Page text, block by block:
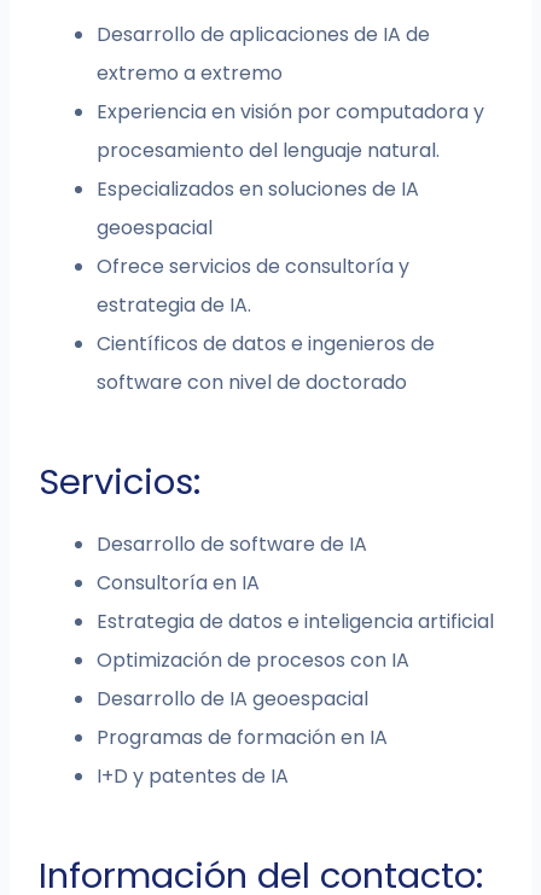
Desarrollo de aplicaciones de IA de
extremo a extremo
Experiencia en visión por computadora y
procesamiento del lenguaje natural.
Especializados en soluciones de IA
geoespacial
Ofrece servicios de consultoría y
estrategia de IA.
Científicos de datos e ingenieros de
software con nivel de doctorado
Servicios:
Desarrollo de software de IA
Consultoría en IA
Estrategia de datos e inteligencia artificial
Optimización de procesos con IA
Desarrollo de IA geoespacial
Programas de formación en IA
I+D y patentes de IA
Información del contacto: